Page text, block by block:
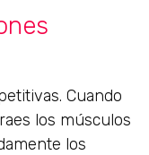
Cuando
los músculos
los